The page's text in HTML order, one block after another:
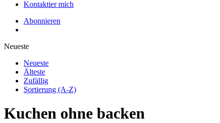
Kontaktier mich
Abonnieren
Neueste
Neueste
Älteste
Zufällig
Sortierung (A-Z)
Kuchen ohne backen